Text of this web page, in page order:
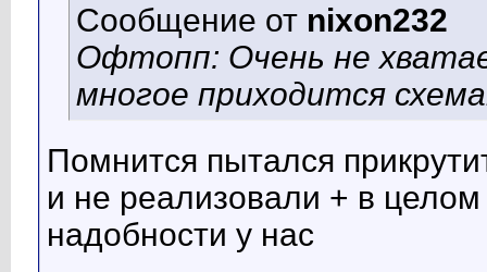
Сообщение от nixon232
Офтопп: Очень не
многое приходится
Помнится пытался
и не реализовали + в
надобности у нас